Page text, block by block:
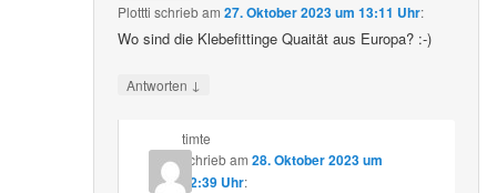
Plottti schriebam27. Oktober 2023 um 13:11 Uhr:
Wo sind die Klebefittinge Quaität aus Europa? :-)
Antworten ↓
timte
schriebam 28. Oktober 2023 um
12:39 Uhr: